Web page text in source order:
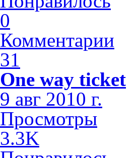
0
Комментарии
31
One way ticket
9 авг 2010 г.
Просмотры
3.3K